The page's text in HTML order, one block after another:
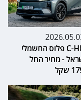
טויוטה C-HR פלוס החשמלי
- מחיר החל